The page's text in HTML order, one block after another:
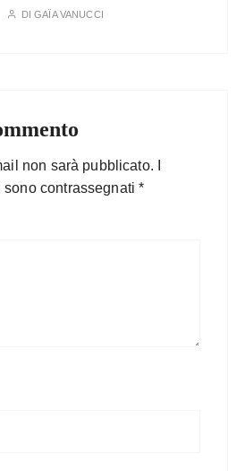
DIGAÏA VANUCCI
non sarà pubblicato.
sono contrassegnati*